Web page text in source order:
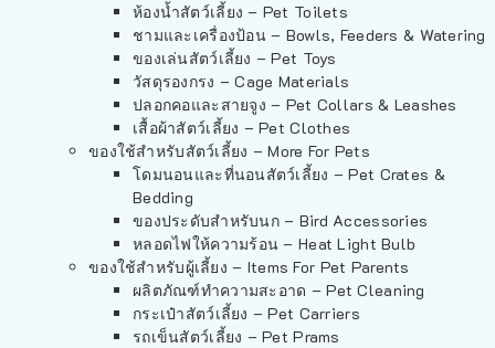
ห้องน้ำสัตว์เลี้ยง – Pet Toilets
ชามและเครื่องป้อน – Bowls, Feeders & Watering
ของเล่นสัตว์เลี้ยง – Pet Toys
วัสดุรองกรง – Cage Materials
ปลอกคอและสายจูง – Pet Collars & Leashes
เสื้อผ้าสัตว์เลี้ยง – Pet Clothes
ของใช้สำหรับสัตว์เลี้ยง – More For Pets
โดมนอนและที่นอนสัตว์เลี้ยง – Pet Crates &
Bedding
ของประดับสำหรับนก – Bird Accessories
หลอดไฟให้ความร้อน – Heat Light Bulb
ของใช้สำหรับผู้เลี้ยง – Items For Pet Parents
ผลิตภัณฑ์ทำความสะอาด – Pet Cleaning
กระเป๋าสัตว์เลี้ยง – Pet Carriers
รถเข็นสัตว์เลี้ยง – Pet Prams